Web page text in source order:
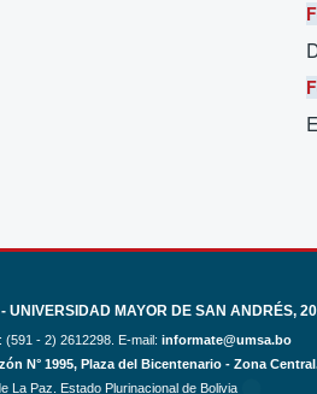
UNIVERSIDAD MAYOR DE SAN ANDRÉS,
(591 - 2) 2612298. E-mail: informate@umsa.bo
N° 1995, Plaza del Bicentenario - Zona
La Paz. Estado Plurinacional de Bolivia